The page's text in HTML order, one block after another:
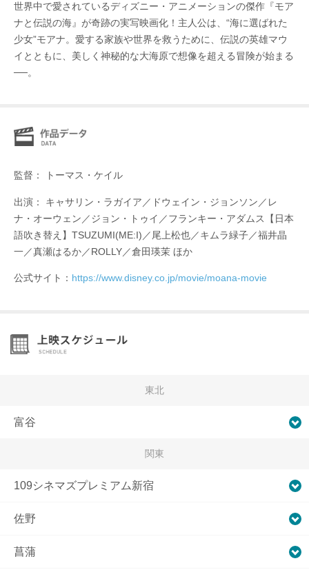
世界中で愛されているディズニー・アニメーションの傑作『モア
ナと伝説の海』が奇跡の実写映画化！主人公は、“海に選ばれた
少女”モアナ。愛する家族や世界を救うために、伝説の英雄マウ
イとともに、美しく神秘的な大海原で想像を超える冒険が始まる
──。
監督： トーマス・ケイル
出演： キャサリン・ラガイア／ドウェイン・ジョンソン／レ
ナ・オーウェン／ジョン・トゥイ／フランキー・アダムス【日本
語吹き替え】TSUZUMI(ME:I)／尾上松也／キムラ緑子／福井晶
一／真瀬はるか／ROLLY／倉田瑛茉 ほか
公式サイト： https://www.disney.co.jp/movie/moana-movie
東北
富谷
関東
109シネマズプレミアム新宿
佐野
菖蒲